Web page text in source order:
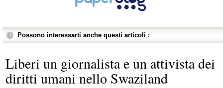
Possono interessarti anche questi articoli :
Liberi un giornalista e un attivista dei
diritti umani nello Swaziland